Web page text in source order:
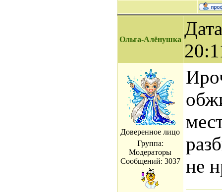
Ольга-Алёнушка
Доверенное лицо
Группа:
Модераторы
Сообщений: 3037
не